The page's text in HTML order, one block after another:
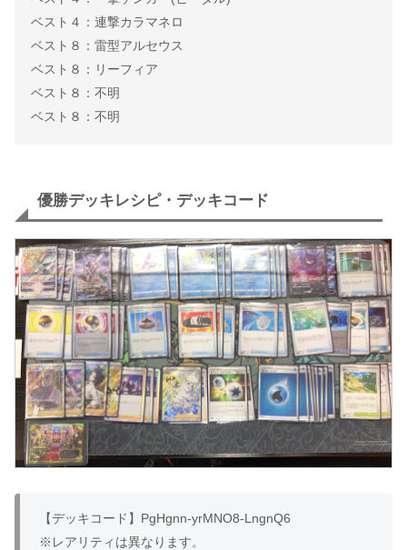
ベスト４：連撃カラマネロ
ベスト８：雷型アルセウス
ベスト８：リーフィア
ベスト８：不明
ベスト８：不明
優勝デッキレシピ・デッキコード
【デッキコード】PgHgnn-yrMNO8-LngnQ6
※レアリティは異なります。